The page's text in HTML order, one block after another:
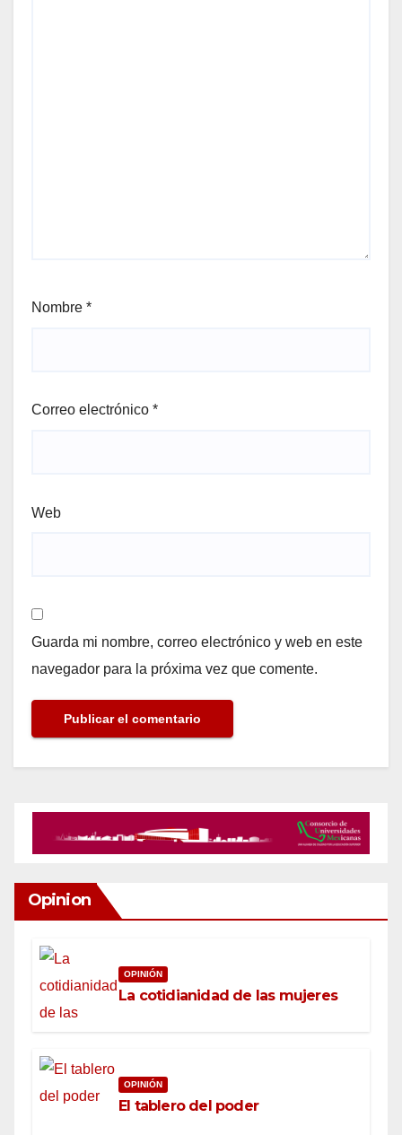
Nombre *
Correo electrónico *
Web
Guarda mi nombre, correo electrónico y web en este
navegador para la próxima vez que comente.
Opinion
OPINIÓN
La cotidianidad de las mujeres
OPINIÓN
El tablero del poder